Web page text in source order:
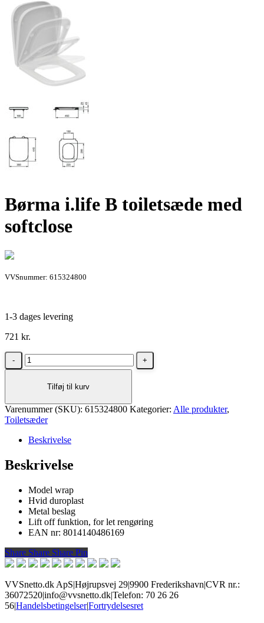
Børma i.life B toiletsæde med
softclose
VVSnummer: 615324800
1-3 dages levering
721 kr.
Børma
i.life
toiletsæde
softclose
antal
Tilføj til kurv
Varenummer (SKU): 615324800 Kategorier: Alle produkter,
Toiletsæder
Beskrivelse
Beskrivelse
Model wrap
Hvid duroplast
Metal beslag
Lift off funktion, for let rengøring
EAN nr: 8014140486169
Share
Share Share Share Pin
VVSnetto.dk ApS|Højrupsvej 29|9900 Frederikshavn|CVR nr.:
36072520|info@vvsnetto.dk|Telefon: 70 26 26
56|Handelsbetingelser|Fortrydelsesret